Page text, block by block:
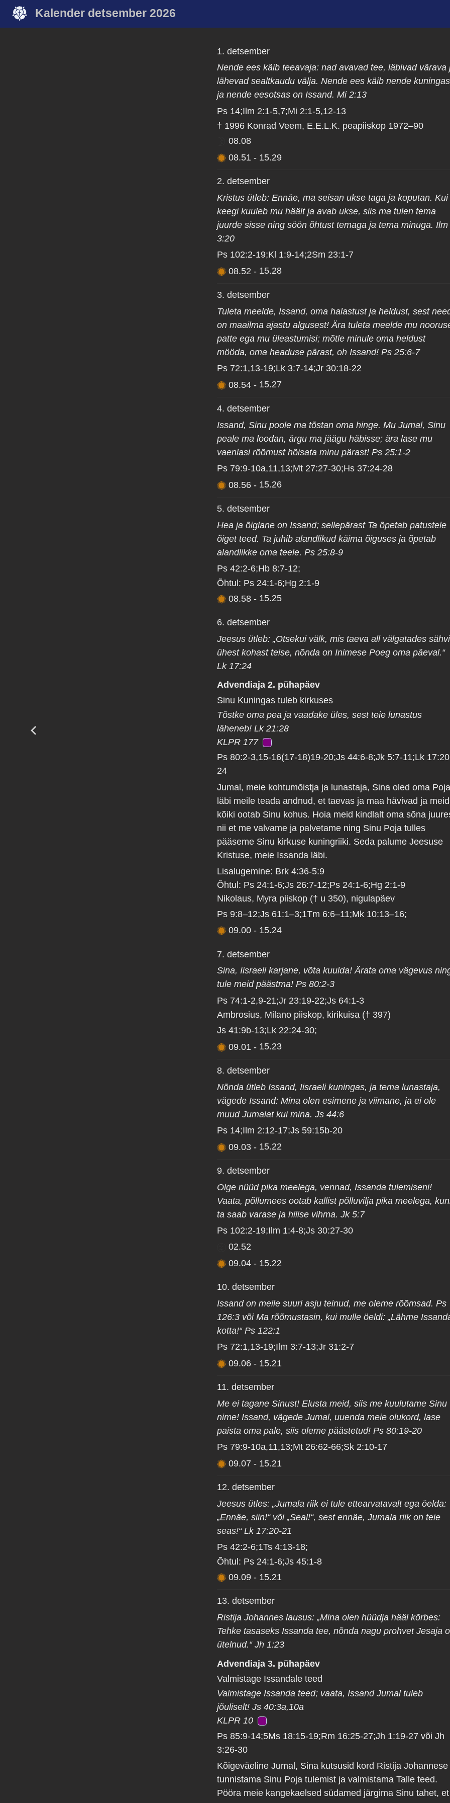
Kalender detsember 2026
1. detsember
Nende ees käib teeavaja: nad avavad tee, läbivad värava
lähevad sealtkaudu välja. Nende ees käib nende kuningas
ja nende eesotsas on Issand. Mi 2:13
Ps 14;Ilm 2:1-5,7;Mi 2:1-5,12-13
† 1996 Konrad Veem, E.E.L.K. peapiiskop 1972–90
08.08
08.51- 15.29
2. detsember
Kristus ütleb: Ennäe, ma seisan ukse taga ja koputan. Kui
keegi kuuleb mu häält ja avab ukse, siis ma tulen tema
juurde sisse ning söön õhtust temaga ja tema minuga. Ilm
3:20
Ps 102:2-19;Kl 1:9-14;2Sm 23:1-7
08.52- 15.28
3. detsember
Tuleta meelde, Issand, oma halastust ja heldust, sest
on maailma ajastu algusest! Ära tuleta meelde mu
patte ega mu üleastumisi; mõtle minule oma heldust
mööda, oma headuse pärast, oh Issand! Ps 25:6-7
Ps 72:1,13-19;Lk 3:7-14;Jr 30:18-22
08.54- 15.27
4. detsember
Issand, Sinu poole ma tõstan oma hinge. Mu Jumal, Sinu
peale ma loodan, ärgu ma jäägu häbisse; ära lase mu
vaenlasi rõõmust hõisata minu pärast! Ps 25:1-2
Ps 79:9-10a,11,13;Mt 27:27-30;Hs 37:24-28
08.56- 15.26
5. detsember
Hea ja õiglane on Issand; sellepärast Ta õpetab patustele
õiget teed. Ta juhib alandlikud käima õiguses ja õpetab
alandlikke oma teele. Ps 25:8-9
Ps 42:2-6;Hb 8:7-12;
Õhtul: Ps 24:1-6;Hg 2:1-9
08.58- 15.25
6. detsember
Jeesus ütleb: „Otsekui välk, mis taeva all välgatades
ühest kohast teise, nõnda on Inimese Poeg oma päeval.“
Lk 17:24
Advendiaja 2. pühapäev
Sinu Kuningas tuleb kirkuses
Tõstke oma pea ja vaadake üles, sest teie lunastus
läheneb! Lk 21:28
KLPR 177
Ps 80:2-3,15-16(17-18)19-20;Js 44:6-8;Jk 5:7-11;Lk
24
Jumal, meie kohtumõistja ja lunastaja, Sina oled oma
läbi meile teada andnud, et taevas ja maa hävivad ja meid
kõiki ootab Sinu kohus. Hoia meid kindlalt oma sõna
nii et me valvame ja palvetame ning Sinu Poja tulles
pääseme Sinu kirkuse kuningriiki. Seda palume Jeesuse
Kristuse, meie Issanda läbi.
Lisalugemine: Brk 4:36-5:9
Õhtul: Ps 24:1-6;Js 26:7-12;Ps 24:1-6;Hg 2:1-9
Nikolaus, Myra piiskop († u 350), nigulapäev
Ps 9:8–12;Js 61:1–3;1Tm 6:6–11;Mk 10:13–16;
09.00- 15.24
7. detsember
Sina, Iisraeli karjane, võta kuulda! Ärata oma vägevus
tule meid päästma! Ps 80:2-3
Ps 74:1-2,9-21;Jr 23:19-22;Js 64:1-3
Ambrosius, Milano piiskop, kirikuisa († 397)
Js 41:9b-13;Lk 22:24-30;
09.01- 15.23
8. detsember
Nõnda ütleb Issand, Iisraeli kuningas, ja tema lunastaja,
vägede Issand: Mina olen esimene ja viimane, ja ei ole
muud Jumalat kui mina. Js 44:6
Ps 14;Ilm 2:12-17;Js 59:15b-20
09.03- 15.22
9. detsember
Olge nüüd pika meelega, vennad, Issanda tulemiseni!
Vaata, põllumees ootab kallist põlluvilja pika meelega,
ta saab varase ja hilise vihma. Jk 5:7
Ps 102:2-19;Ilm 1:4-8;Js 30:27-30
02.52
09.04- 15.22
10. detsember
Issand on meile suuri asju teinud, me oleme rõõmsad. Ps
126:3 või Ma rõõmustasin, kui mulle öeldi: „Lähme
kotta!“ Ps 122:1
Ps 72:1,13-19;Ilm 3:7-13;Jr 31:2-7
09.06- 15.21
11. detsember
Me ei tagane Sinust! Elusta meid, siis me kuulutame Sinu
nime! Issand, vägede Jumal, uuenda meie olukord, lase
paista oma pale, siis oleme päästetud! Ps 80:19-20
Ps 79:9-10a,11,13;Mt 26:62-66;Sk 2:10-17
09.07- 15.21
12. detsember
Jeesus ütles: „Jumala riik ei tule ettearvatavalt ega öelda:
„Ennäe, siin!“ või „Seal!“, sest ennäe, Jumala riik on teie
seas!“ Lk 17:20-21
Ps 42:2-6;1Ts 4:13-18;
Õhtul: Ps 24:1-6;Js 45:1-8
09.09- 15.21
13. detsember
Ristija Johannes lausus: „Mina olen hüüdja hääl kõrbes:
Tehke tasaseks Issanda tee, nõnda nagu prohvet Jesaja
ütelnud.“ Jh 1:23
Advendiaja 3. pühapäev
Valmistage Issandale teed
Valmistage Issanda teed; vaata, Issand Jumal tuleb
jõuliselt! Js 40:3a,10a
KLPR 10
Ps 85:9-14;5Ms 18:15-19;Rm 16:25-27;Jh 1:19-27 või Jh
3:26-30
Kõigeväeline Jumal, Sina kutsusid kord Ristija Johannese
tunnistama Sinu Poja tulemist ja valmistama Talle teed.
Pööra meie kangekaelsed südamed järgima Sinu tahet, et